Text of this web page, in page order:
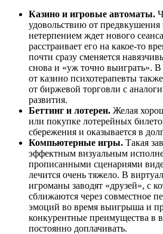
Казино и игровые автоматы.
удовольствию от
нетерпением ждет нового
расстраивает его на какое-то
почти сразу сменяется
снова и «уж точно выиграть».
от казино психотерапевты
от биржевой торговли с
развития.
Беттинг и лотереи. Желая
или покупке лотерейных
сбережения и оказывается в
Компьютерные игры. Такая
эффектным визуальным
прописанными сценариями
лечится очень тяжело. В
игроманы заводят «друзей», с
сближаются через совместное
эмоций во время выигрыша и
конкурентные преимущества в
постоянно доплачивать.